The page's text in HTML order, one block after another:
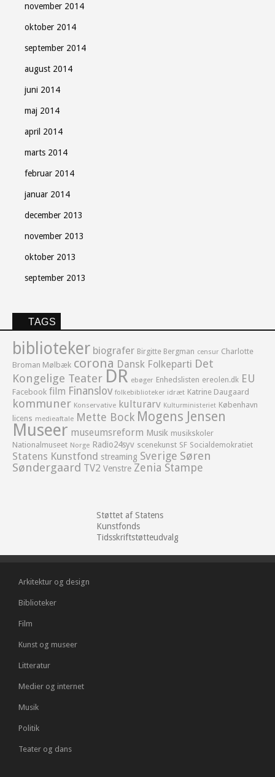
november 2014
oktober 2014
september 2014
august 2014
juni 2014
maj 2014
april 2014
marts 2014
februar 2014
januar 2014
december 2013
november 2013
oktober 2013
september 2013
TAGS
biblioteker biografer Birgitte Bergman censur Charlotte
Broman Mølbæk corona Dansk Folkeparti Det
Kongelige Teater DR ebøger Enhedslisten ereolen.dk EU
Facebook film Finanslov folkebiblioteker idræt Katrine Daugaard
kommuner Konservative kulturarv Kulturministeriet København
licens medieaftale Mette Bock Mogens Jensen
Museer museumsreform Musik musikskoler
Nationalmuseet Norge Radio24syv scenekunst SF Socialdemokratiet
Statens Kunstfond streaming Sverige Søren
Søndergaard TV2 Venstre Zenia Stampe
Støttet af Statens
Kunstfonds
Tidsskriftstøtteudvalg
Arkitektur og design
Biblioteker
Film
Kunst og museer
Litteratur
Medier og internet
Musik
Politik
Teater og dans